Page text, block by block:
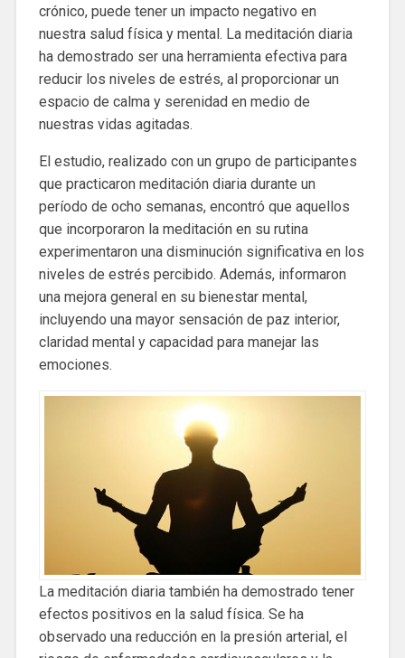
crónico, puede tener un impacto negativo en
nuestra salud física y mental. La meditación diaria
ha demostrado ser una herramienta efectiva para
reducir los niveles de estrés, al proporcionar un
espacio de calma y serenidad en medio de
nuestras vidas agitadas.
El estudio, realizado con un grupo de participantes
que practicaron meditación diaria durante un
período de ocho semanas, encontró que aquellos
que incorporaron la meditación en su rutina
experimentaron una disminución significativa en los
niveles de estrés percibido. Además, informaron
una mejora general en su bienestar mental,
incluyendo una mayor sensación de paz interior,
claridad mental y capacidad para manejar las
emociones.
La meditación diaria también ha demostrado tener
efectos positivos en la salud física. Se ha
observado una reducción en la presión arterial, el